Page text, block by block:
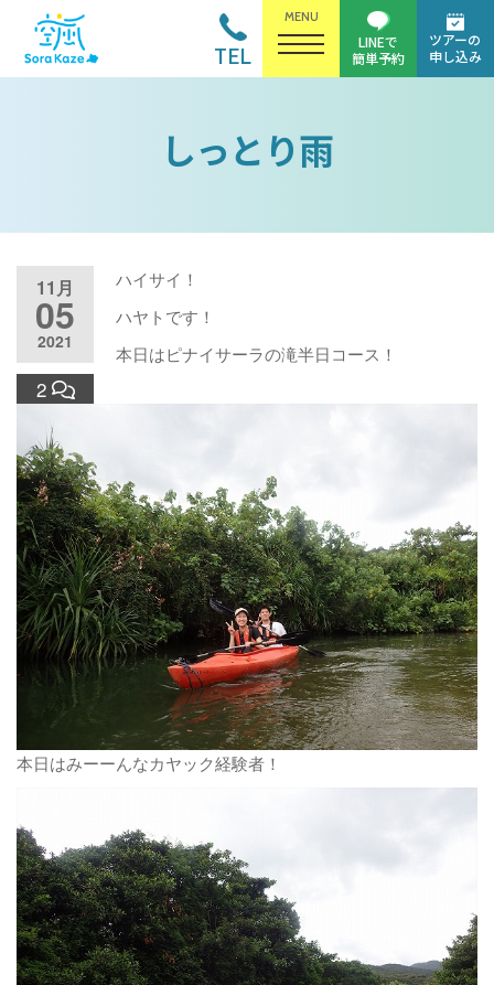
MENU
TEL
ツアーの
申し込み
LINEで
簡単予約
しっとり雨
11月
05
2021
2
ハイサイ！
ハヤトです！
本日はピナイサーラの滝半日コース！
本日はみーーんなカヤック経験者！